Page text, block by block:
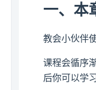
一、本
教会小伙伴
课程会循序
后你可以学